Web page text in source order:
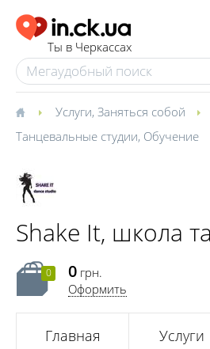
Ты в Черкассах
Услуги, Заняться собой
Танцевальные студии, Обучение
Shake It, школа
0 0 грн.
Оформить
Главная Услуги